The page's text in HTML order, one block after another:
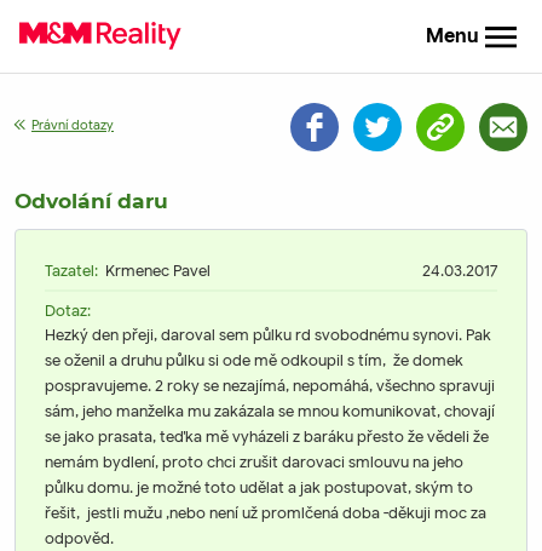
Menu
Právní dotazy
Odvolání daru
Tazatel: Krmenec Pavel
24.03.2017
Dotaz:
Hezký den přeji, daroval sem půlku rd svobodnému synovi. Pak
se oženil a druhu půlku si ode mě odkoupil s tím, že domek
pospravujeme. 2 roky se nezajímá, nepomáhá, všechno spravuji
sám, jeho manželka mu zakázala se mnou komunikovat, chovají
se jako prasata, teďka mě vyházeli z baráku přesto že vědeli že
nemám bydlení, proto chci zrušit darovaci smlouvu na jeho
půlku domu. je možné toto udělat a jak postupovat, ským to
řešit, jestli mužu ,nebo není už promlčená doba -děkuji moc za
odpověd.